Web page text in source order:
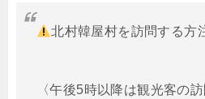
北村韓屋村を訪問する方
〈午後5時以降は観光客の訪